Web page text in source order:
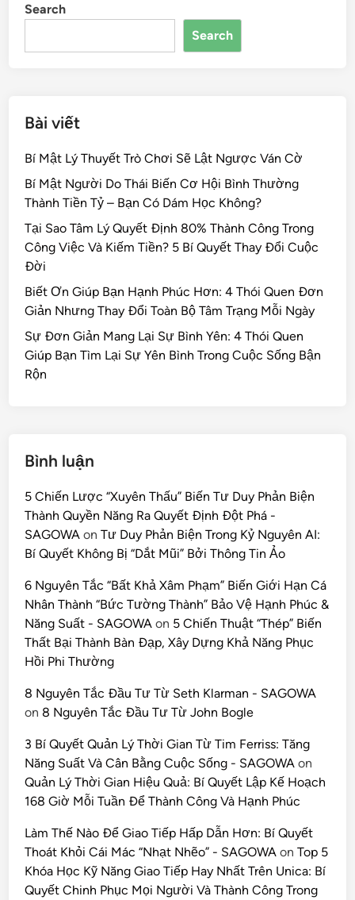
o
o
n s
Search
Search
Bài viết
Bí Mật Lý Thuyết Trò Chơi Sẽ Lật Ngược Ván Cờ
Bí Mật Người Do Thái Biến Cơ Hội Bình Thường
Thành Tiền Tỷ – Bạn Có Dám Học Không?
Tại Sao Tâm Lý Quyết Định 80% Thành Công Trong
Công Việc Và Kiếm Tiền? 5 Bí Quyết Thay Đổi Cuộc
Đời
Biết Ơn Giúp Bạn Hạnh Phúc Hơn: 4 Thói Quen Đơn
Giản Nhưng Thay Đổi Toàn Bộ Tâm Trạng Mỗi Ngày
Sự Đơn Giản Mang Lại Sự Bình Yên: 4 Thói Quen
Giúp Bạn Tìm Lại Sự Yên Bình Trong Cuộc Sống Bận
Rộn
Bình luận
5 Chiến Lược “Xuyên Thấu” Biến Tư Duy Phản Biện
Thành Quyền Năng Ra Quyết Định Đột Phá -
SAGOWA onTư Duy Phản Biện Trong Kỷ Nguyên AI:
Bí Quyết Không Bị “Dắt Mũi” Bởi Thông Tin Ảo
6 Nguyên Tắc “Bất Khả Xâm Phạm” Biến Giới Hạn Cá
Nhân Thành “Bức Tường Thành” Bảo Vệ Hạnh Phúc &
Năng Suất - SAGOWA on 5 Chiến Thuật “Thép” Biến
Thất Bại Thành Bàn Đạp, Xây Dựng Khả Năng Phục
Hồi Phi Thường
8 Nguyên Tắc Đầu Tư Từ Seth Klarman - SAGOWA
on 8 Nguyên Tắc Đầu Tư Từ John Bogle
3 Bí Quyết Quản Lý Thời Gian Từ Tim Ferriss: Tăng
Năng Suất Và Cân Bằng Cuộc Sống - SAGOWA on
Quản Lý Thời Gian Hiệu Quả: Bí Quyết Lập Kế Hoạch
168 Giờ Mỗi Tuần Để Thành Công Và Hạnh Phúc
Làm Thế Nào Để Giao Tiếp Hấp Dẫn Hơn: Bí Quyết
Thoát Khỏi Cái Mác “Nhạt Nhẽo” - SAGOWA onTop 5
Khóa Học Kỹ Năng Giao Tiếp Hay Nhất Trên Unica: Bí
Quyết Chinh Phục Mọi Người Và Thành Công Trong